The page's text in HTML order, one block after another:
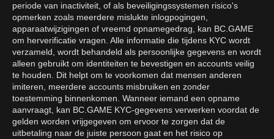
periode van inactiviteit, of als beveiligingssystemen risico's
opmerken zoals meerdere mislukte inlogpogingen,
apparaatwijzigingen of vreemd opnamegedrag, kan BC.GAME
om herverificatie vragen. Alle informatie die tijdens KYC wordt
verzameld, wordt behandeld als persoonlijke gegevens en wordt
alleen gebruikt om identiteiten te bevestigen en accounts veilig
te houden. Dit helpt om te voorkomen dat mensen anderen
imiteren, meerdere accounts misbruiken en zonder
toestemming binnenkomen. Wanneer iemand een opname
aanvraagt, kan BC.GAME KYC-gegevens verwerken voordat de
gelden worden vrijgegeven om ervoor te zorgen dat de
uitbetaling naar de juiste persoon gaat en het risico op